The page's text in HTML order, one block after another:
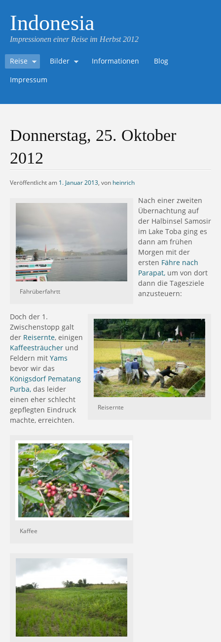
Indonesia
Impressionen einer Reise im Herbst 2012
Reise Bilder Informationen
Blog
Impressum
Donnerstag, 25. Oktober
2012
Veröffentlicht am 1. Januar 2013, von heinrich
Fährüberfahrtt
Reisernte
Nach einer zweiten
Übernachtung auf
der Halbinsel Samosir
im Lake Toba ging es
dann am frühen
Morgen mit der
ersten Fähre nach
Parapat, um von dort
dann die Tagesziele
anzusteuern:
Doch der 1.
Zwischenstopp galt
der Reisernte, einigen
Kaffeesträucher und
Feldern mit Yams
bevor wir das
Königsdorf Pematang
Purba, das leider
einen eher schlecht
gepflegten Eindruck
machte, erreichten.
Kaffee